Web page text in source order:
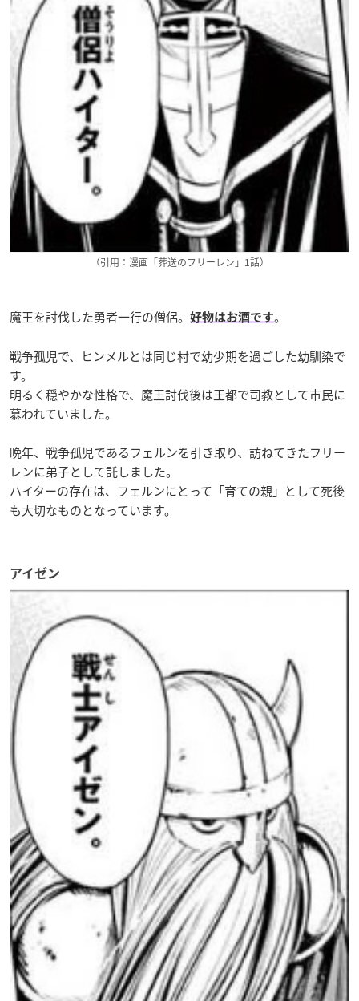
（引用：漫画「葬送のフリーレン」1話）
魔王を討伐した勇者一行の僧侶。 好物はお酒です。
戦争孤児で、ヒンメルとは同じ村で幼少期を過ごした幼馴染で
す。
明るく穏やかな性格で、魔王討伐後は王都で司教として市民に
慕われていました。
晩年、戦争孤児であるフェルンを引き取り、訪ねてきたフリー
レンに弟子として託しました。
ハイターの存在は、フェルンにとって「育ての親」として死後
も大切なものとなっています。
アイゼン